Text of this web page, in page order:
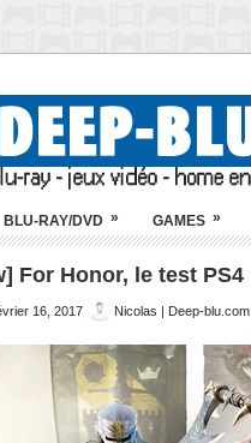
BLU-RAY/DVD » GAMES »
For Honor, le test PS4
16, 2017 Nicolas | Deep-blu.com